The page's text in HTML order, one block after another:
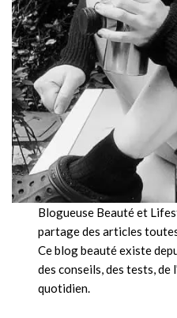
Blogueuse Beauté et
partage des articles
Ce blog beauté existe
des conseils, des tests,
quotidien.